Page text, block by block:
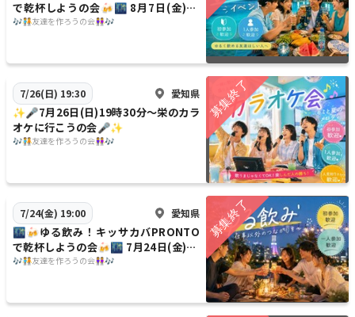
で乾杯しようの会🍻🌃 8月7日(金)19
時〜
🎶🧑‍🤝‍🧑友達を作ろうの会👭🎶
7/26(日) 19:30 愛知県
✨️🎤7月26日(日)19時30分〜栄のカラ
オケに行こうの会🎤✨️
🎶🧑‍🤝‍🧑友達を作ろうの会👭🎶
7/24(金) 19:00 愛知県
🌃🍻ゆる飲み！キッサカバPRONTO
で乾杯しようの会🍻🌃 7月24日(金)19
時〜
🎶🧑‍🤝‍🧑友達を作ろうの会👭🎶